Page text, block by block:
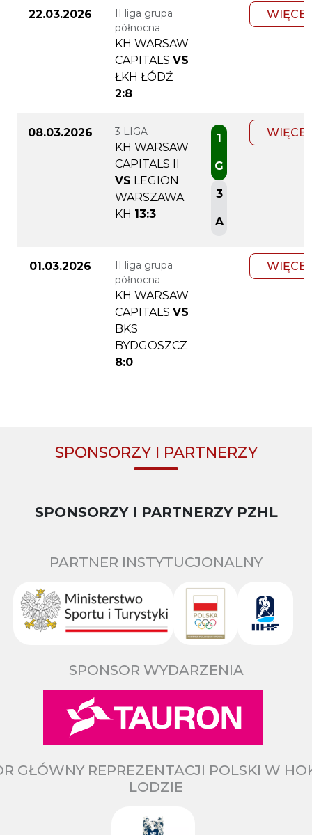
22.03.2026
II liga grupa
północna
KH WARSAW
CAPITALS VS
ŁKH ŁÓDŹ
2:8
WIĘCEJ
08.03.2026 3 LIGA
KH WARSAW
CAPITALS II
VS LEGION
WARSZAWA
KH 13:3
1
G
3
A
WIĘCEJ
01.03.2026
II liga grupa
północna
KH WARSAW
CAPITALS VS
BKS
BYDGOSZCZ
8:0
WIĘCEJ
SPONSORZY I PARTNERZY
SPONSORZY I PARTNERZY PZHL
PARTNER INSTYTUCJONALNY
SPONSOR WYDARZENIA
GŁÓWNY REPREZENTACJI POLSKI W
LODZIE